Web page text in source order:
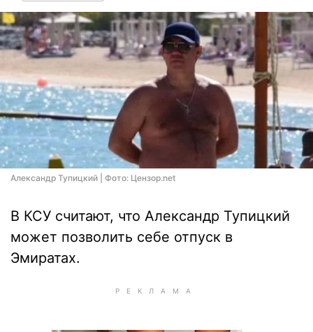
Александр Тупицкий | Фото: Цензор.net
В КСУ считают, что Александр Тупицкий
может позволить себе отпуск в
Эмиратах.